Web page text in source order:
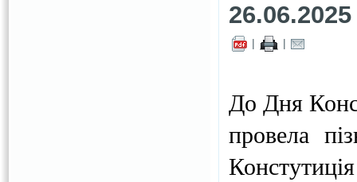
26.06.2025
| |
До Дня
провела